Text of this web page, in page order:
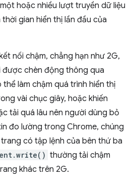
hoặc nhiều lượt truyền dữ liệu
gian hiển thị lần đầu của
nối chậm, chẳng hạn như 2G,
được chèn động thông qua
thể làm chậm quá trình hiển thị
vài chục giây, hoặc khiến
tải quá lâu nên người dùng bỏ
đo lường trong Chrome, chúng
có tập lệnh của bên thứ ba
thường tải chậm
khác trên 2G.